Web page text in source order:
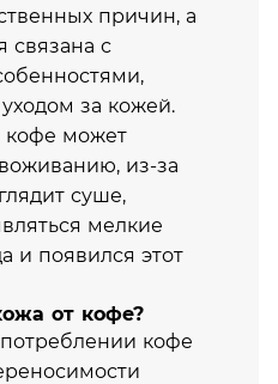
причин, а
связана с
за кожей.
кофе может
из-за
суше,
мелкие
и появился этот
от кофе?
кофе